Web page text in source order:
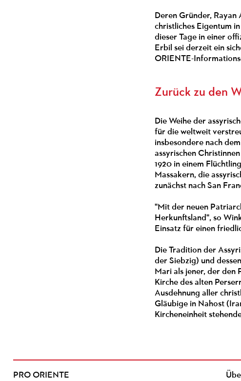
Deren Gründer, Rayan
christliches Eigentum
dieser Tage in einer
Erbil sei derzeit ein
ORIENTE-
Zurück zu den
Die Weihe der
für die weltweit
insbesondere nach
assyrischen
1920 in einem
Massakern, die
zunächst nach San
"Mit der neuen
Herkunftsland", so
Einsatz für einen
Die Tradition der
der Siebzig) und
Mari als jener, der den
Kirche des alten
Ausdehnung aller
Gläubige in Nahost
Kircheneinheit
PRO ORIENTE